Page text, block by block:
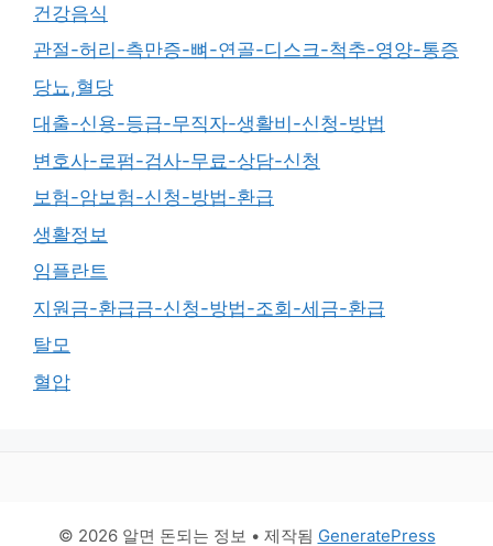
건강음식
관절-허리-측만증-뼈-연골-디스크-척추-영양-통증
당뇨,혈당
대출-신용-등급-무직자-생활비-신청-방법
변호사-로펌-검사-무료-상담-신청
보험-암보험-신청-방법-환급
생활정보
임플란트
지원금-환급금-신청-방법-조회-세금-환급
탈모
혈압
© 2026 알면 돈되는 정보 • 제작됨 GeneratePress